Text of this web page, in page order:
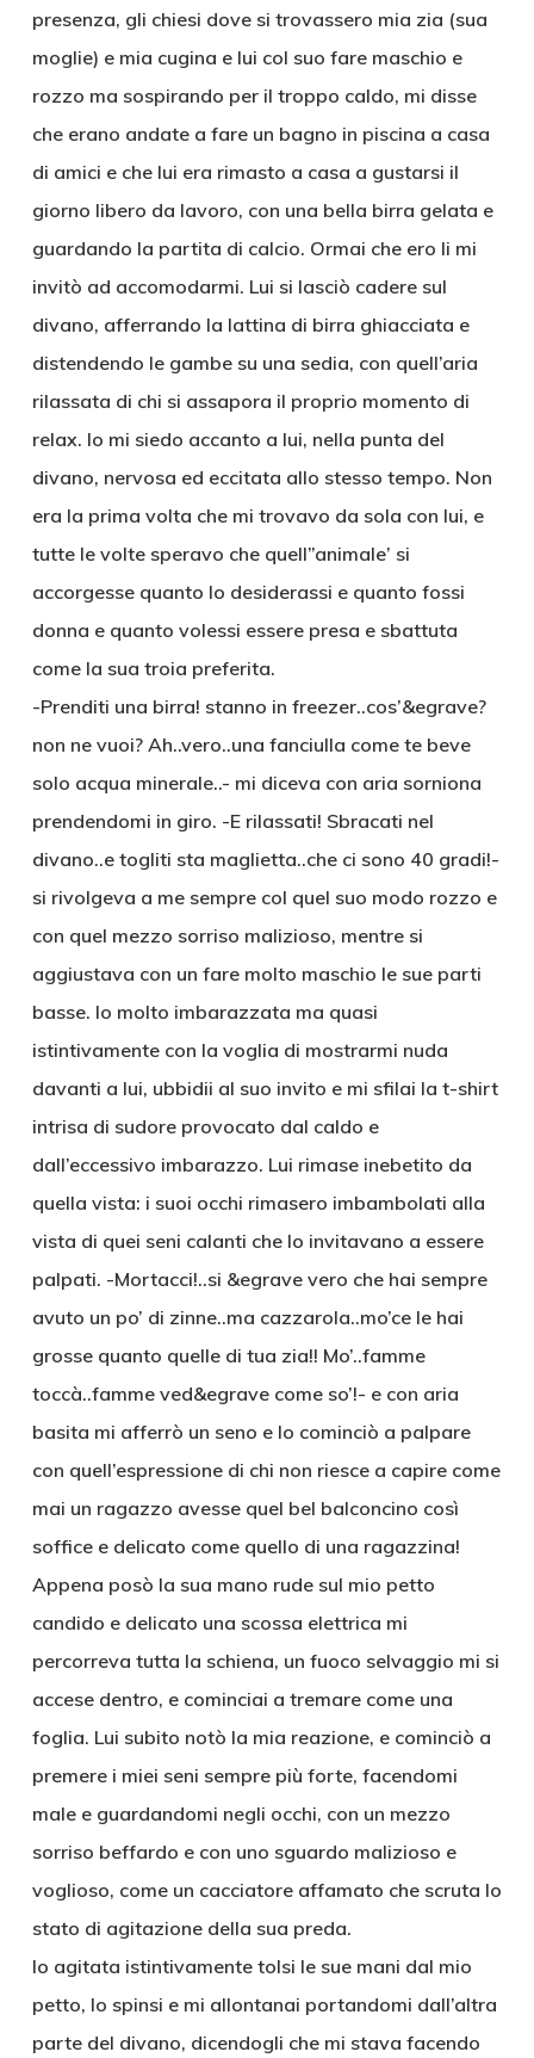
presenza, gli chiesi dove si trovassero mia zia (sua
moglie) e mia cugina e lui col suo fare maschio e
rozzo ma sospirando per il troppo caldo, mi disse
che erano andate a fare un bagno in piscina a casa
di amici e che lui era rimasto a casa a gustarsi il
giorno libero da lavoro, con una bella birra gelata e
guardando la partita di calcio. Ormai che ero li mi
invitò ad accomodarmi. Lui si lasciò cadere sul
divano, afferrando la lattina di birra ghiacciata e
distendendo le gambe su una sedia, con quell’aria
rilassata di chi si assapora il proprio momento di
relax. Io mi siedo accanto a lui, nella punta del
divano, nervosa ed eccitata allo stesso tempo. Non
era la prima volta che mi trovavo da sola con lui, e
tutte le volte speravo che quell”animale’ si
accorgesse quanto lo desiderassi e quanto fossi
donna e quanto volessi essere presa e sbattuta
come la sua troia preferita.
-Prenditi una birra! stanno in freezer..cos’&egrave?
non ne vuoi? Ah..vero..una fanciulla come te beve
solo acqua minerale..- mi diceva con aria sorniona
prendendomi in giro. -E rilassati! Sbracati nel
divano..e togliti sta maglietta..che ci sono 40 gradi!-
si rivolgeva a me sempre col quel suo modo rozzo e
con quel mezzo sorriso malizioso, mentre si
aggiustava con un fare molto maschio le sue parti
basse. Io molto imbarazzata ma quasi
istintivamente con la voglia di mostrarmi nuda
davanti a lui, ubbidii al suo invito e mi sfilai la t-shirt
intrisa di sudore provocato dal caldo e
dall’eccessivo imbarazzo. Lui rimase inebetito da
quella vista: i suoi occhi rimasero imbambolati alla
vista di quei seni calanti che lo invitavano a essere
palpati. -Mortacci!..si &egrave vero che hai sempre
avuto un po’ di zinne..ma cazzarola..mo’ce le hai
grosse quanto quelle di tua zia!! Mo’..famme
toccà..famme ved&egrave come so’!- e con aria
basita mi afferrò un seno e lo cominciò a palpare
con quell’espressione di chi non riesce a capire come
mai un ragazzo avesse quel bel balconcino così
soffice e delicato come quello di una ragazzina!
Appena posò la sua mano rude sul mio petto
candido e delicato una scossa elettrica mi
percorreva tutta la schiena, un fuoco selvaggio mi si
accese dentro, e cominciai a tremare come una
foglia. Lui subito notò la mia reazione, e cominciò a
premere i miei seni sempre più forte, facendomi
male e guardandomi negli occhi, con un mezzo
sorriso beffardo e con uno sguardo malizioso e
voglioso, come un cacciatore affamato che scruta lo
stato di agitazione della sua preda.
Io agitata istintivamente tolsi le sue mani dal mio
petto, lo spinsi e mi allontanai portandomi dall’altra
parte del divano, dicendogli che mi stava facendo